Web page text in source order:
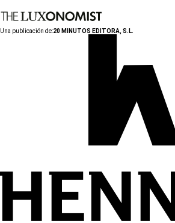
Una publicación de:20 MINUTOS EDITORA, S.L.